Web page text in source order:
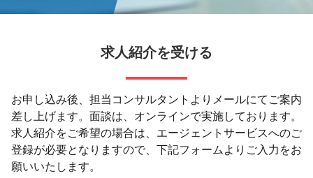
求人紹介を受ける
お申し込み後、担当コンサルタントよりメールにてご案内
差し上げます。面談は、オンラインで実施しております。
求人紹介をご希望の場合は、エージェントサービスへのご
登録が必要となりますので、下記フォームよりご入力をお
願いいたします。